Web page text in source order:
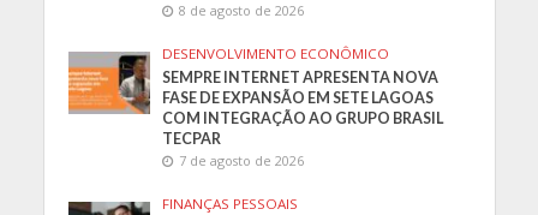
8 de agosto de 2026
DESENVOLVIMENTO ECONÔMICO
SEMPRE INTERNET APRESENTA NOVA
FASE DE EXPANSÃO EM SETE LAGOAS
COM INTEGRAÇÃO AO GRUPO BRASIL
TECPAR
7 de agosto de 2026
FINANÇAS PESSOAIS